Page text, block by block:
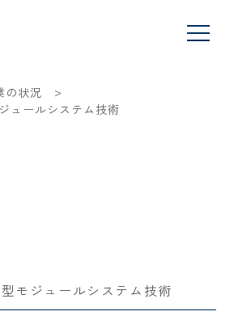
の状況 >
ュールシステム技術
モジュールシステム技術